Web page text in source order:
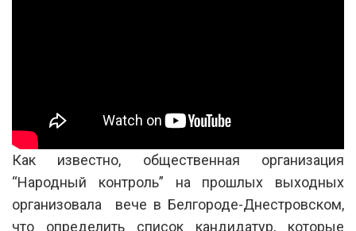
Как известно, общественная организация
“Народный контроль” на прошлых выходных
организовала вече в Белгороде-Днестровском,
что определить список кандидатур, которые